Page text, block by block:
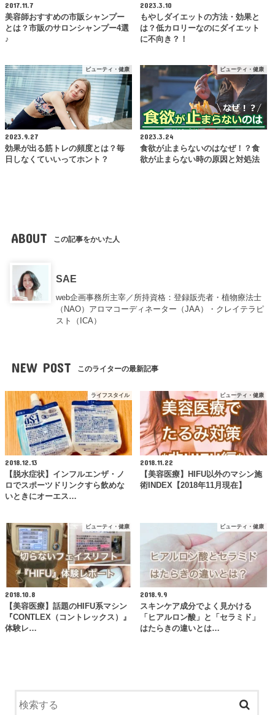
2017.11.7
美容師おすすめの市販シャンプー
とは？市販のサロンシャンプー4選
♪
2023.3.10
もやしダイエットの方法・効果と
は？低カロリーなのにダイエット
に不向き？！
ビューティ・健康
2023.9.27
効果が出る筋トレの頻度とは？毎
日しなくていいってホント？
ビューティ・健康
2023.3.24
食欲が止まらないのはなぜ！？食
欲が止まらない時の原因と対処法
ABOUT この記事をかいた人
SAE
web企画事務所主宰／所持資格：登録販売者・植物療法士
（NAO）アロマコーディネーター（JAA）・クレイテラピ
スト（ICA）
NEW POST このライターの最新記事
ライフスタイル
2018.12.13
【脱水症状】インフルエンザ・ノ
ロでスポーツドリンクすら飲めな
いときにオーエス…
ビューティ・健康
2018.11.22
【美容医療】HIFU以外のマシン施
術INDEX【2018年11月現在】
ビューティ・健康
2018.10.8
【美容医療】話題のHIFU系マシン
『CONTLEX（コントレックス）』
体験レ…
ビューティ・健康
2018.9.9
スキンケア成分でよく見かける
「ヒアルロン酸」と「セラミド」
はたらきの違いとは…